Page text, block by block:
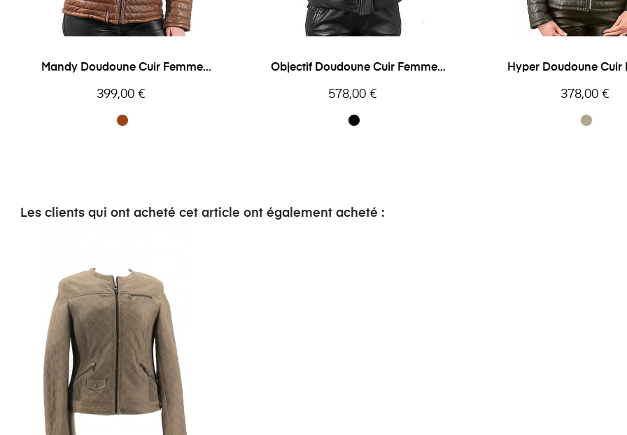
Mandy Doudoune Cuir Femme
Prix
399,00 €
Objectif Doudoune Cuir Femme
Prix
578,00 €
Hyper Doudoune Cuir
Prix
378,00 €
Les clients qui ont acheté cet article ont également acheté :